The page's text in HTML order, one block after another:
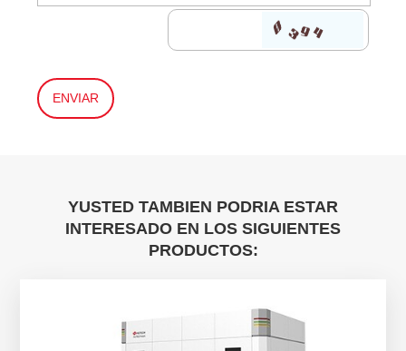
YUSTED TAMBIEN PODRIA ESTAR
INTERESADO EN LOS SIGUIENTES
PRODUCTOS: